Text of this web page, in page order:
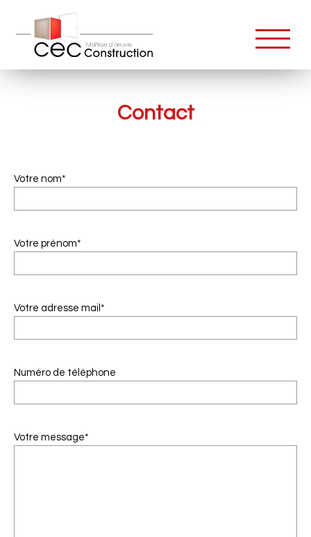
Contact
Votre nom*
Votre prénom*
Votre adresse mail*
Numéro de téléphone
Votre message*